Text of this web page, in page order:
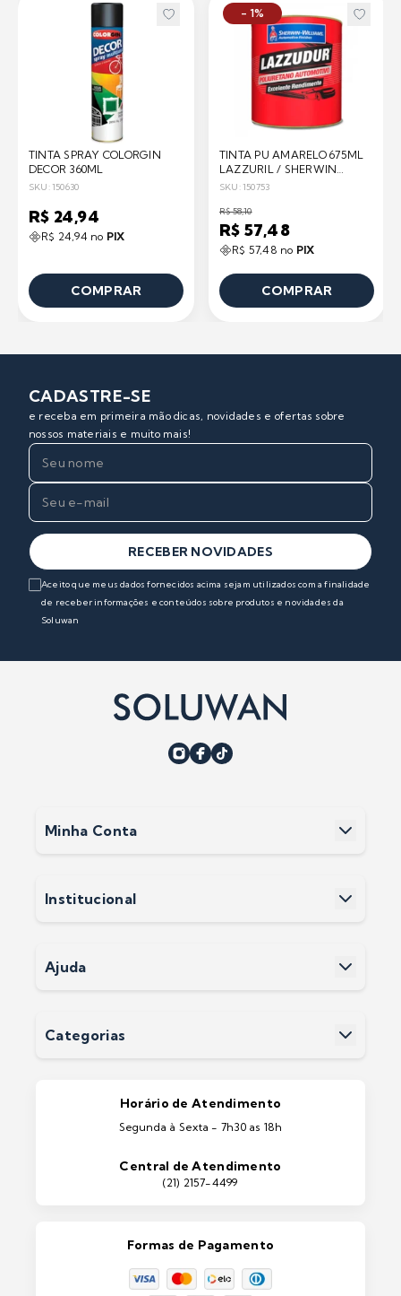
TINTA SPRAY COLORGIN
DECOR 360ML
SKU: 150630
R$ 24,94
R$ 24,94 no PIX
COMPRAR
TINTA PU AMARELO 675ML
LAZZURIL / SHERWIN
WILLIAMS
SKU: 150753
R$ 58,10
R$ 57,48
R$ 57,48 no PIX
- 1%
COMPRAR
CADASTRE-SE
e receba em primeira mão dicas, novidades e ofertas sobre
nossos materiais e muito mais!
RECEBER NOVIDADES
Aceito que meus dados fornecidos acima sejam utilizados com a finalidade
de receber informações e conteúdos sobre produtos e novidades da
Soluwan
Minha Conta
Cadastre-se
Institucional
Termos e Condições
Ajuda
Entrega
Categorias
Portas e Janelas
Máquinas e Equipamentos
Lixeiras e Contentores
Horário de Atendimento
Segunda à Sexta - 7h30 as 18h
Central de Atendimento
(21) 2157-4499
Formas de Pagamento